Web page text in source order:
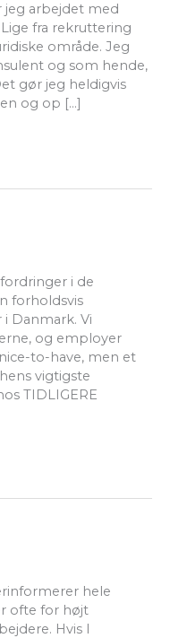
jeg arbejdet med
fra rekruttering
område. Jeg
og som hende,
gør jeg heldigvis
og op […]
i de
forholdsvis
Danmark. Vi
og employer
to-have, men et
vigtigste
TIDLIGERE
hele
ofte for højt
Hvis I